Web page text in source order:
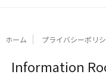
ホーム プライバシーポリ
Information